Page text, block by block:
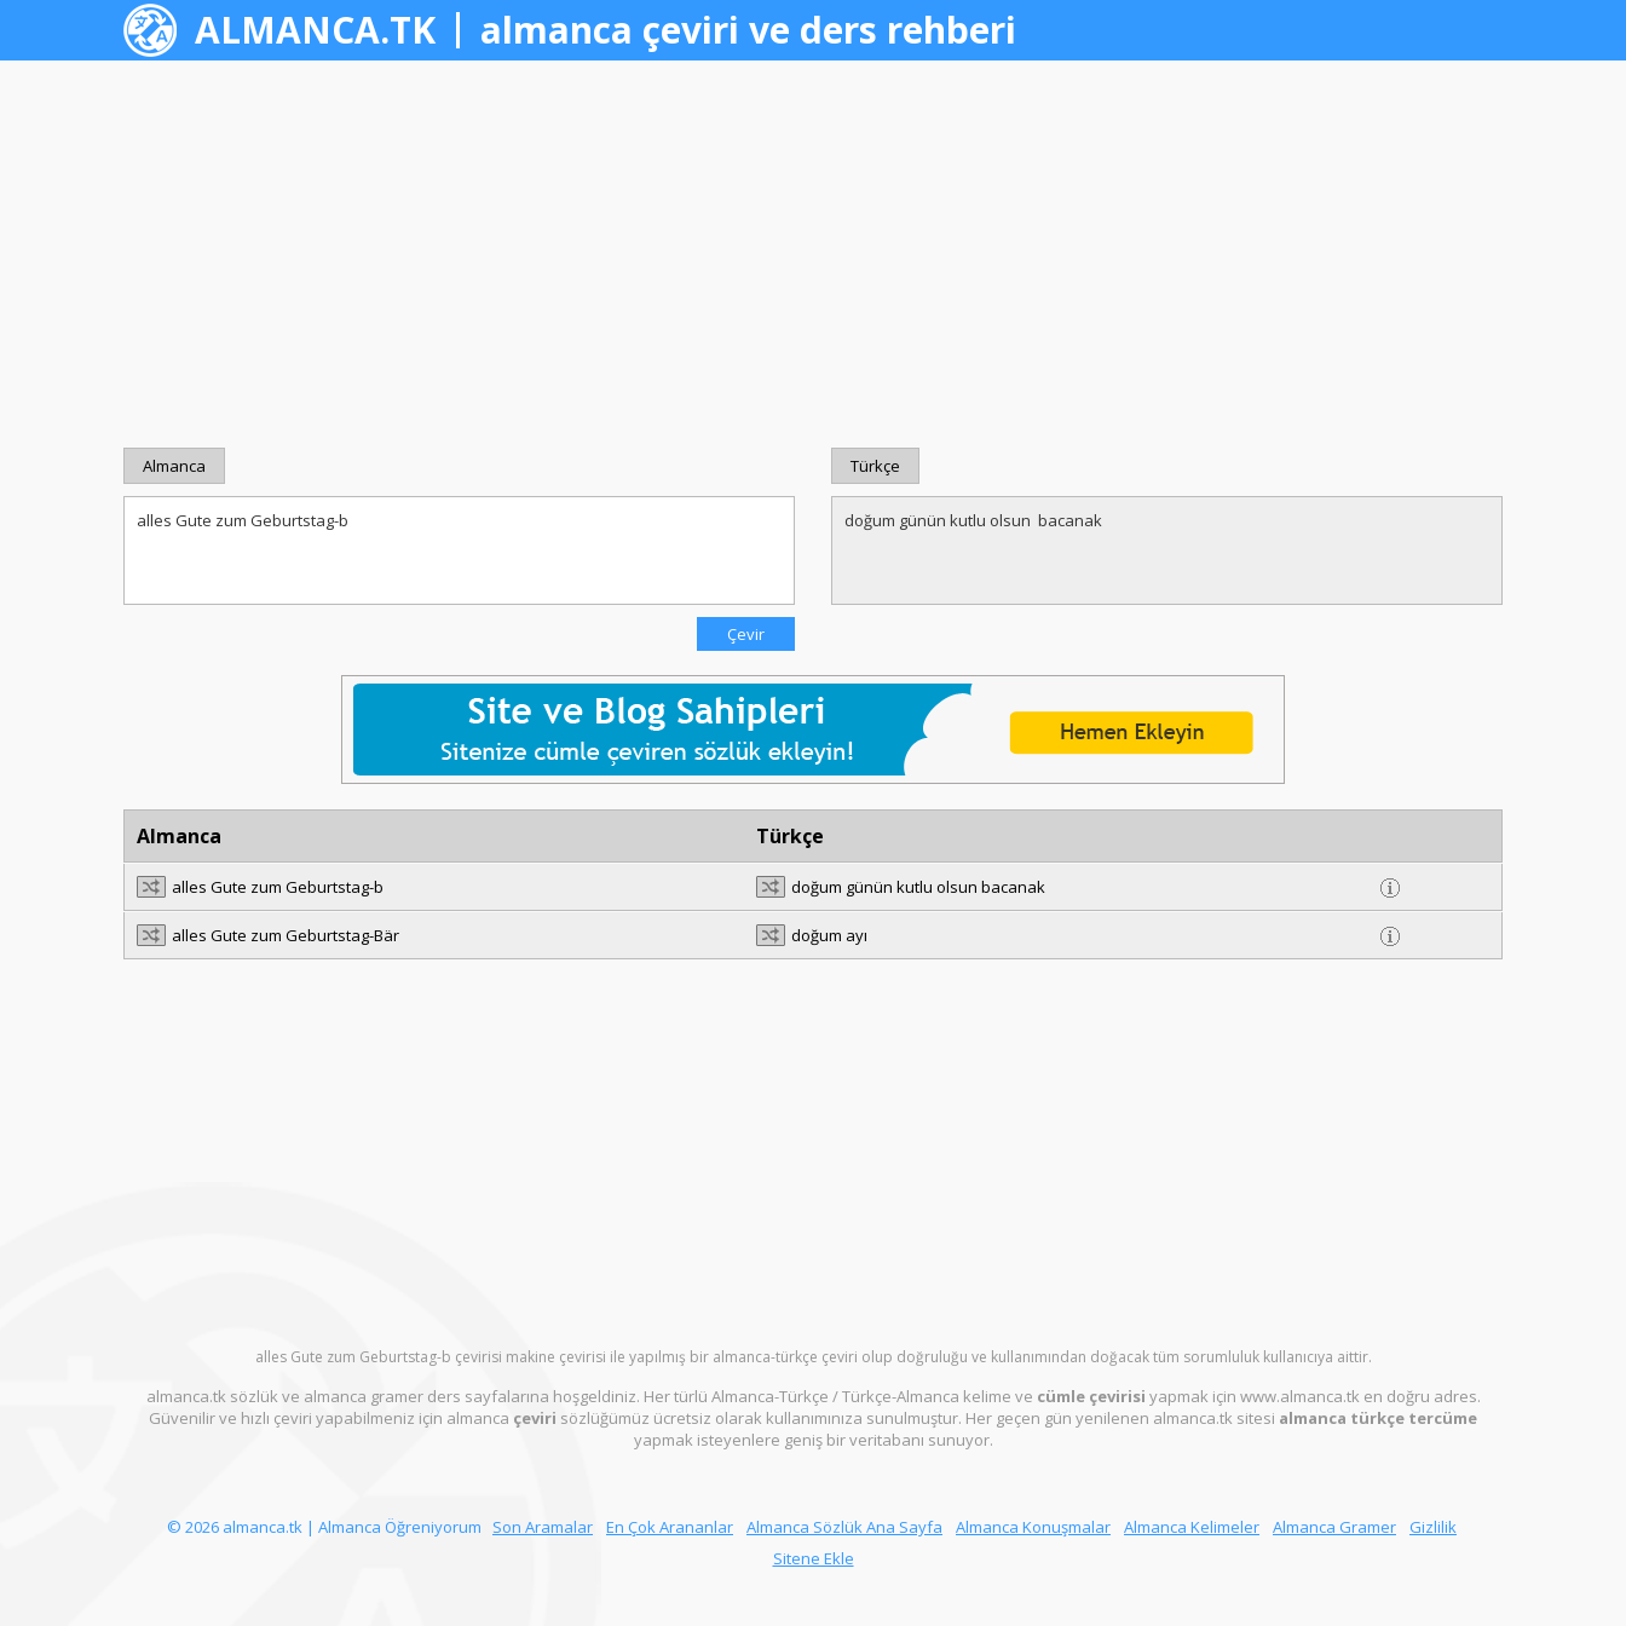
ALMANCA.TK almanca çeviri ve ders rehberi
Almanca Türkçe
Almanca Türkçe
alles Gute zum Geburtstag-b doğum günün kutlu olsun bacanak
alles Gute zum Geburtstag-Bär doğum ayı
alles Gute zum Geburtstag-b çevirisi makine çevirisi ile yapılmış bir almanca-türkçe çeviri olup doğruluğu ve kullanımından doğacak tüm sorumluluk kullanıcıya aittir.
almanca.tk sözlük ve almanca gramer ders sayfalarına hoşgeldiniz. Her türlü Almanca-Türkçe / Türkçe-Almanca kelime ve cümle çevirisi yapmak için www.almanca.tk en doğru adres.
Güvenilir ve hızlı çeviri yapabilmeniz için almanca çeviri sözlüğümüz ücretsiz olarak kullanımınıza sunulmuştur. Her geçen gün yenilenen almanca.tk sitesi almanca türkçe tercüme
yapmak isteyenlere geniş bir veritabanı sunuyor.
© 2026 almanca.tk | Almanca Öğreniyorum Son Aramalar En Çok Arananlar Almanca Sözlük Ana Sayfa Almanca Konuşmalar Almanca Kelimeler Almanca Gramer
Gizlilik
Sitene Ekle